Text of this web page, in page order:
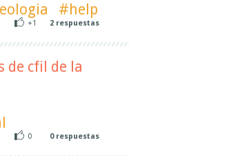
#help
+1 2 respuestas
de cfil de la
0 0respuestas